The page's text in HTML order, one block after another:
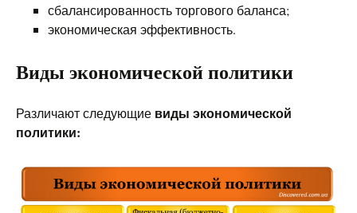
сбалансированность торгового баланса;
экономическая эффективность.
Виды экономической политики
Различают следующие виды экономической
политики: